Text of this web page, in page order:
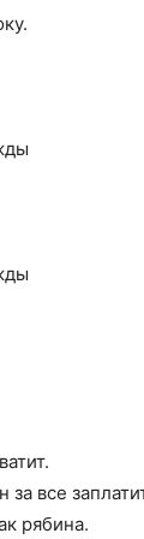
за все
рябина.